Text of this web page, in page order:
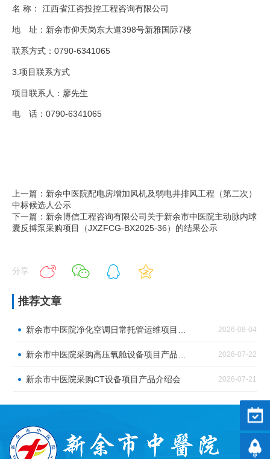
名 称： 江西省江咨投控工程咨询有限公司
地 址：新余市仰天岗东大道398号新雅国际7楼
联系方式：0790-6341065
3.项目联系方式
项目联系人：廖先生
电 话：0790-6341065
上一篇：新余中医院配电房增加风机及弱电井排风工程（第二次）
中标候选人公示
下一篇：新余博信工程咨询有限公司关于新余市中医院主动脉内球
囊反搏泵采购项目（JXZFCG-BX2025-36）的结果公示
分享
推荐文章
2026-08-04
2026-07-22
新余市中医院采购CT设备项目产品介绍会 2026-07-21
预约
返回